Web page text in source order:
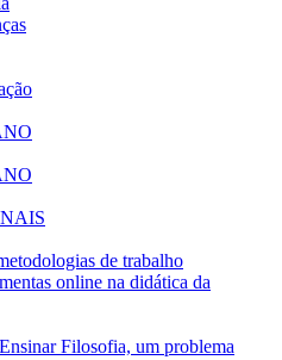
de trabalho
online na didática da
Filosofia, um problema